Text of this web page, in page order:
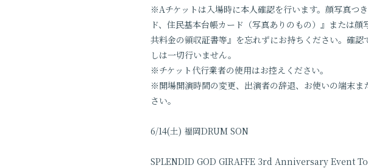
※Aチケットは入場時に本人確認を行います。顔写真つ
ド、住民基本台帳カード（写真ありのもの）』または
共料金の領収証書等』を忘れずにお持ちください。確
しは一切行いません。
※チケット代行業者の使用はお控えください。
※開場開演時間の変更、出演者の辞退、お使いの端末
さい。
6/14(土) 福岡DRUM SON
SPLENDID GOD GIRAFFE 3rd Anniversary Event